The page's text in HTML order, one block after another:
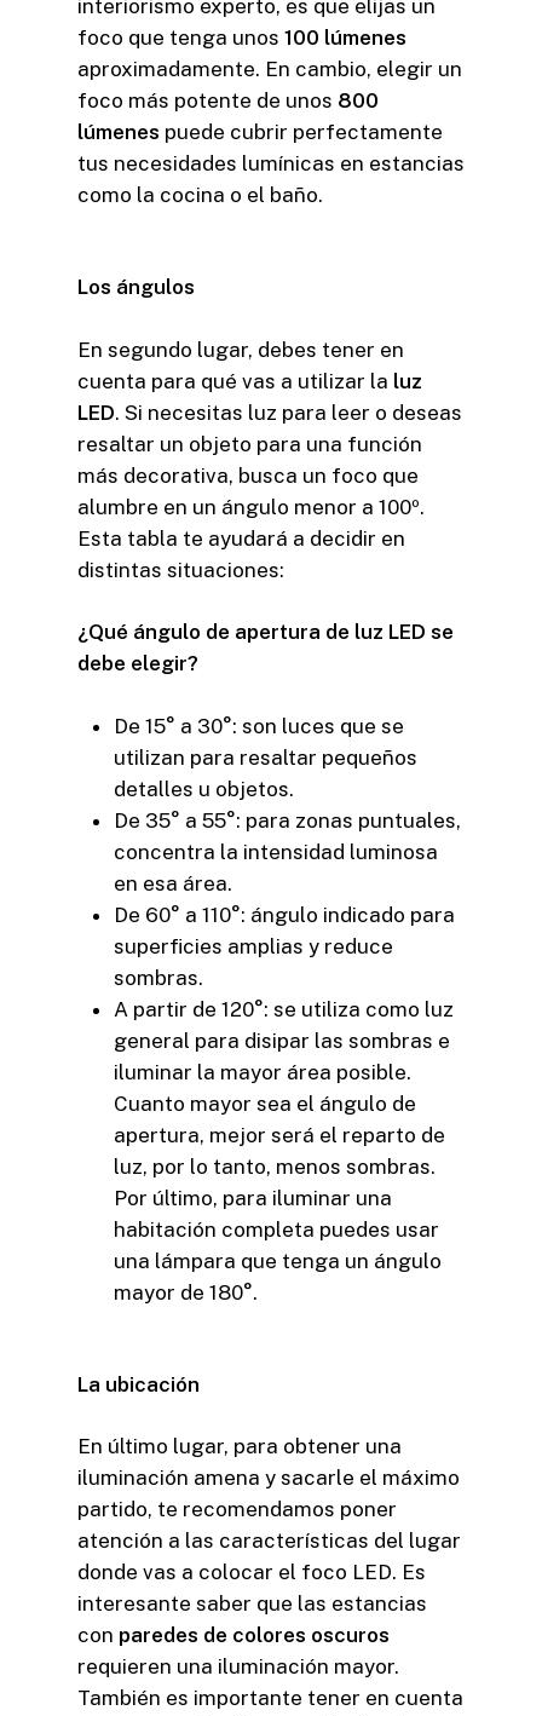
interiorismo experto, es que elijas un
foco que tenga unos 100 lúmenes
aproximadamente. En cambio, elegir un
foco más potente de unos 800
lúmenes puede cubrir perfectamente
tus necesidades lumínicas en estancias
como la cocina o el baño.
Los ángulos
En segundo lugar, debes tener en
cuenta para qué vas a utilizar la luz
LED. Si necesitas luz para leer o deseas
resaltar un objeto para una función
más decorativa, busca un foco que
alumbre en un ángulo menor a 100º.
Esta tabla te ayudará a decidir en
distintas situaciones:
¿Qué ángulo de apertura de luz LED se
debe elegir?
De 15° a 30°: son luces que se
utilizan para resaltar pequeños
detalles u objetos.
De 35° a 55°: para zonas puntuales,
concentra la intensidad luminosa
en esa área.
De 60° a 110°: ángulo indicado para
superficies amplias y reduce
sombras.
A partir de 120°: se utiliza como luz
general para disipar las sombras e
iluminar la mayor área posible.
Cuanto mayor sea el ángulo de
apertura, mejor será el reparto de
luz, por lo tanto, menos sombras.
Por último, para iluminar una
habitación completa puedes usar
una lámpara que tenga un ángulo
mayor de 180°.
La ubicación
En último lugar, para obtener una
iluminación amena y sacarle el máximo
partido, te recomendamos poner
atención a las características del lugar
donde vas a colocar el foco LED. Es
interesante saber que las estancias
con paredes de colores oscuros
requieren una iluminación mayor.
También es importante tener en cuenta